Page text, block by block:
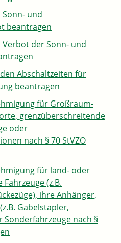
und
beantragen
der Sonn- und
Abschaltzeiten für
beantragen
für Großraum-
grenzüberschreitende
oder
nach § 70 StVZO
für land- oder
(z.B.
ihre Anhänger,
Gabelstapler,
Sonderfahrzeuge nach §